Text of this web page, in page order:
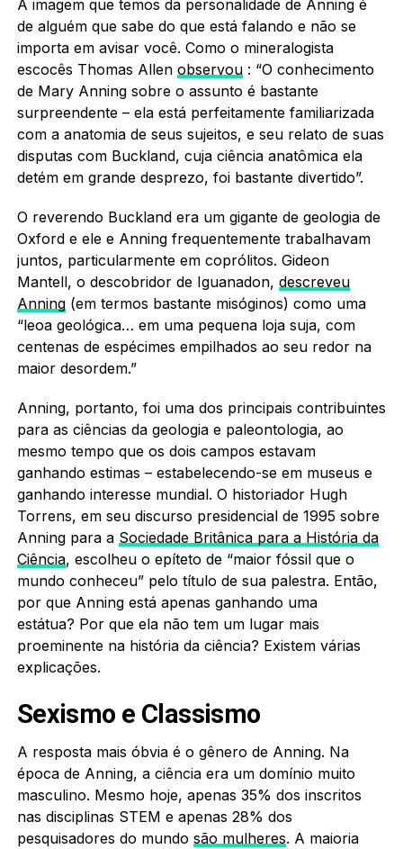
A imagem que temos da personalidade de Anning é
de alguém que sabe do que está falando e não se
importa em avisar você. Como o mineralogista
escocês Thomas Allen observou: “O conhecimento
de Mary Anning sobre o assunto é bastante
surpreendente – ela está perfeitamente familiarizada
com a anatomia de seus sujeitos, e seu relato de suas
disputas com Buckland, cuja ciência anatômica ela
detém em grande desprezo, foi bastante divertido”.
O reverendo Buckland era um gigante de geologia de
Oxford e ele e Anning frequentemente trabalhavam
juntos, particularmente em coprólitos. Gideon
Mantell, o descobridor de Iguanadon, descreveu
Anning(em termos bastante misóginos) como uma
“leoa geológica… em uma pequena loja suja, com
centenas de espécimes empilhados ao seu redor na
maior desordem.”
Anning, portanto, foi uma dos principais contribuintes
para as ciências da geologia e paleontologia, ao
mesmo tempo que os dois campos estavam
ganhando estimas – estabelecendo-se em museus e
ganhando interesse mundial. O historiador Hugh
Torrens, em seu discurso presidencial de 1995 sobre
Anning para a Sociedade Britânica para a História da
Ciência, escolheu o epíteto de “maior fóssil que o
mundo conheceu” pelo título de sua palestra. Então,
por que Anning está apenas ganhando uma
estátua? Por que ela não tem um lugar mais
proeminente na história da ciência? Existem várias
explicações.
Sexismo e Classismo
A resposta mais óbvia é o gênero de Anning. Na
época de Anning, a ciência era um domínio muito
masculino. Mesmo hoje, apenas 35% dos inscritos
nas disciplinas STEM e apenas 28% dos
pesquisadores do mundo são mulheres. A maioria